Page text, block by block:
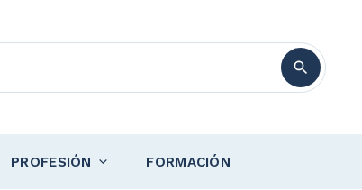
PROFESIÓN FORMACIÓN